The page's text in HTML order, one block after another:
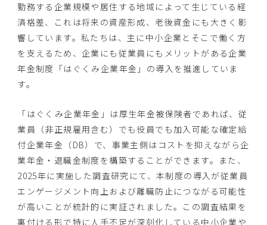
勤務する企業規模や居住する地域によって生じている経
済格差、これは将来の資産形成、老後資金にも大きく影
響しています。私たちは、主に中小企業とそこで働く方
を支えるため、企業にも従業員にもメリットがある企業
年金制度「はぐくみ企業年金」の導入を推進していま
す。
「はぐくみ企業年金」は厚生年金被保険者であれば、従
業員（非正規雇用含む）でも役員でも加入可能な確定給
付企業年金（DB）で、事業主側はコストを抑えながら企
業年金・退職金制度を構築することができます。また、
2025年に実施した調査研究にて、本制度の導入が従業員
エンゲージメント向上および離職防止につながる可能性
が高いことが統計的に実証されました。この調査結果を
裏付ける形で特に人手不足が深刻化している中小企業や